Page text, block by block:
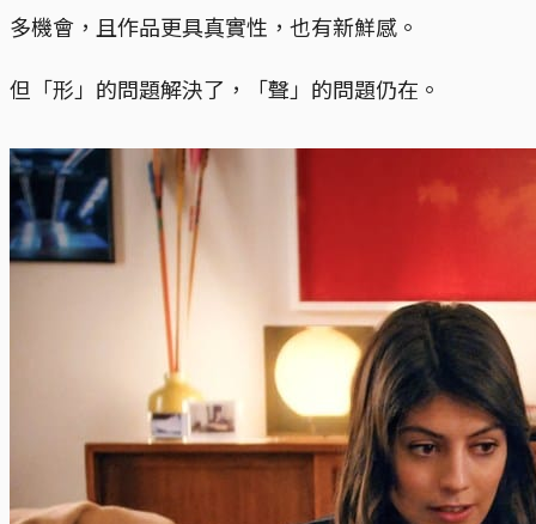
多機會，且作品更具真實性，也有新鮮感。
但「形」的問題解決了，「聲」的問題仍在。